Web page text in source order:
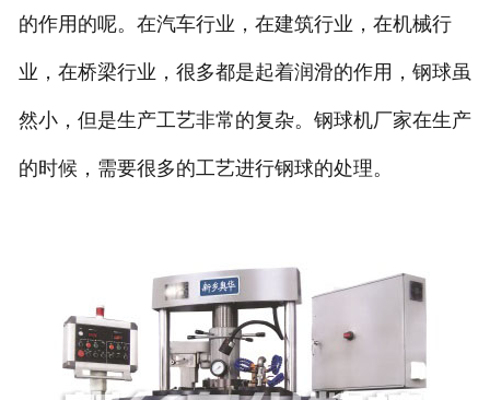
公司风采
人才招聘
联系我们
的作用的呢。在汽车行业，在建筑行业，在机械行
业，在桥梁行业，很多都是起着润滑的作用，钢球虽
然小，但是生产工艺非常的复杂。钢球机厂家在生产
的时候，需要很多的工艺进行钢球的处理。